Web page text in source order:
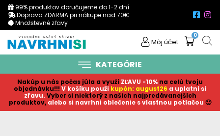
99% produktov doručujeme do 1-2 dní
Doprava ZDARMA pri nákupe nad 70€
Množstevné zľavy
Môj účet
0
KATEGÓRIE
Nakúp u nás počas júla a využi ZĽAVU -10% na celú tvoju
objednávku!!! V košíku použi kupón: august26 a uplatni si
zľavu. Vyber si niektorý z našich najpredávanejších
produktov, alebo si navrhni oblečenie s vlastnou potlačou 🙂